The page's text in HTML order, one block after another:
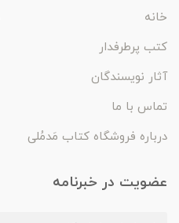
خانه
کتب پرطرفدار
آثار نویسندگان
تماس با ما
درباره فروشگاه کتاب مَدمُلی
عضویت در خبرنامه